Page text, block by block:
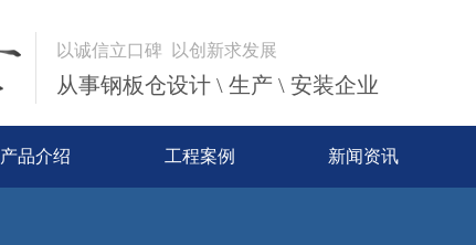
以诚信立口碑 以创新求发展
从事钢板仓设计 \ 生产 \ 安装企业
产品介绍 工程案例 新闻资讯